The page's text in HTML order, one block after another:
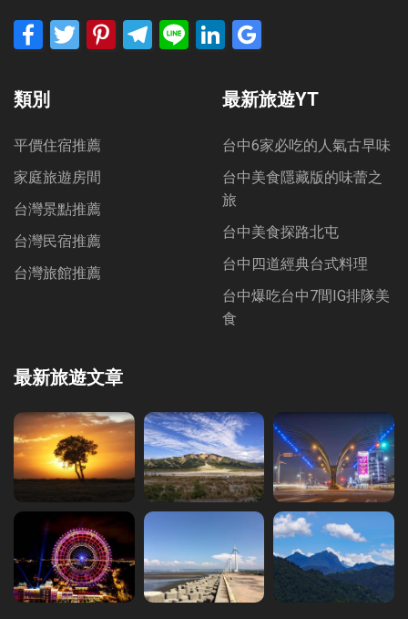
FacebookTwitter PinterestTelegram
Line LinkedIn
類別
平價住宿推薦
家庭旅遊房間
台灣景點推薦
台灣民宿推薦
台灣旅館推薦
最新旅遊文章
最新旅遊YT
台中6家必吃的人氣古早味
台中美食隱藏版的味蕾之
旅
台中美食探路北屯
台中四道經典台式料理
台中爆吃台中7間IG排隊美
食